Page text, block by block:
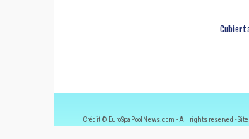
Crédit ® EuroSpaPoolNews.com - All rights reserved -